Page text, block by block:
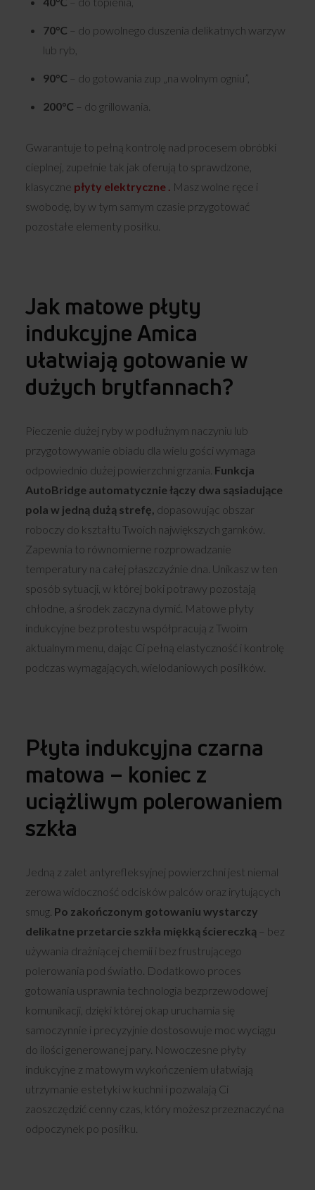
70°C – do powolnego duszenia delikatnych warzyw
lub ryb,
90°C – do gotowania zup „na wolnym ogniu”,
200°C – do grillowania.
Gwarantuje to pełną kontrolę nad procesem obróbki
cieplnej, zupełnie tak jak oferują to sprawdzone,
klasyczne płyty elektryczne . Masz wolne ręce i
swobodę, by w tym samym czasie przygotować
pozostałe elementy posiłku.
Jak matowe płyty
indukcyjne Amica
ułatwiają gotowanie w
dużych brytfannach?
Pieczenie dużej ryby w podłużnym naczyniu lub
przygotowywanie obiadu dla wielu gości wymaga
odpowiednio dużej powierzchni grzania. Funkcja
AutoBridge automatycznie łączy dwa sąsiadujące
pola w jedną dużą strefę, dopasowując obszar
roboczy do kształtu Twoich największych garnków.
Zapewnia to równomierne rozprowadzanie
temperatury na całej płaszczyźnie dna. Unikasz w ten
sposób sytuacji, w której boki potrawy pozostają
chłodne, a środek zaczyna dymić. Matowe płyty
indukcyjne bez protestu współpracują z Twoim
aktualnym menu, dając Ci pełną elastyczność i kontrolę
podczas wymagających, wielodaniowych posiłków.
Płyta indukcyjna czarna
matowa – koniec z
uciążliwym polerowaniem
szkła
Jedną z zalet antyrefleksyjnej powierzchni jest niemal
zerowa widoczność odcisków palców oraz irytujących
smug. Po zakończonym gotowaniu wystarczy
delikatne przetarcie szkła miękką ściereczką – bez
używania drażniącej chemii i bez frustrującego
polerowania pod światło. Dodatkowo proces
gotowania usprawnia technologia bezprzewodowej
komunikacji, dzięki której okap uruchamia się
samoczynnie i precyzyjnie dostosowuje moc wyciągu
do ilości generowanej pary. Nowoczesne płyty
indukcyjne z matowym wykończeniem ułatwiają
utrzymanie estetyki w kuchni i pozwalają Ci
zaoszczędzić cenny czas, który możesz przeznaczyć na
odpoczynek po posiłku.